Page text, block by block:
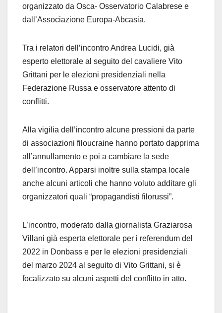
organizzato da Osca- Osservatorio Calabrese e
dall’Associazione Europa-Abcasia.
Tra i relatori dell’incontro Andrea Lucidi, già
esperto elettorale al seguito del cavaliere Vito
Grittani per le elezioni presidenziali nella
Federazione Russa e osservatore attento di
conflitti.
Alla vigilia dell’incontro alcune pressioni da parte
di associazioni filoucraine hanno portato dapprima
all’annullamento e poi a cambiare la sede
dell’incontro. Apparsi inoltre sulla stampa locale
anche alcuni articoli che hanno voluto additare gli
organizzatori quali “propagandisti filorussi”.
L’incontro, moderato dalla giornalista Graziarosa
Villani già esperta elettorale per i referendum del
2022 in Donbass e per le elezioni presidenziali
del marzo 2024 al seguito di Vito Grittani, si è
focalizzato su alcuni aspetti del conflitto in atto.